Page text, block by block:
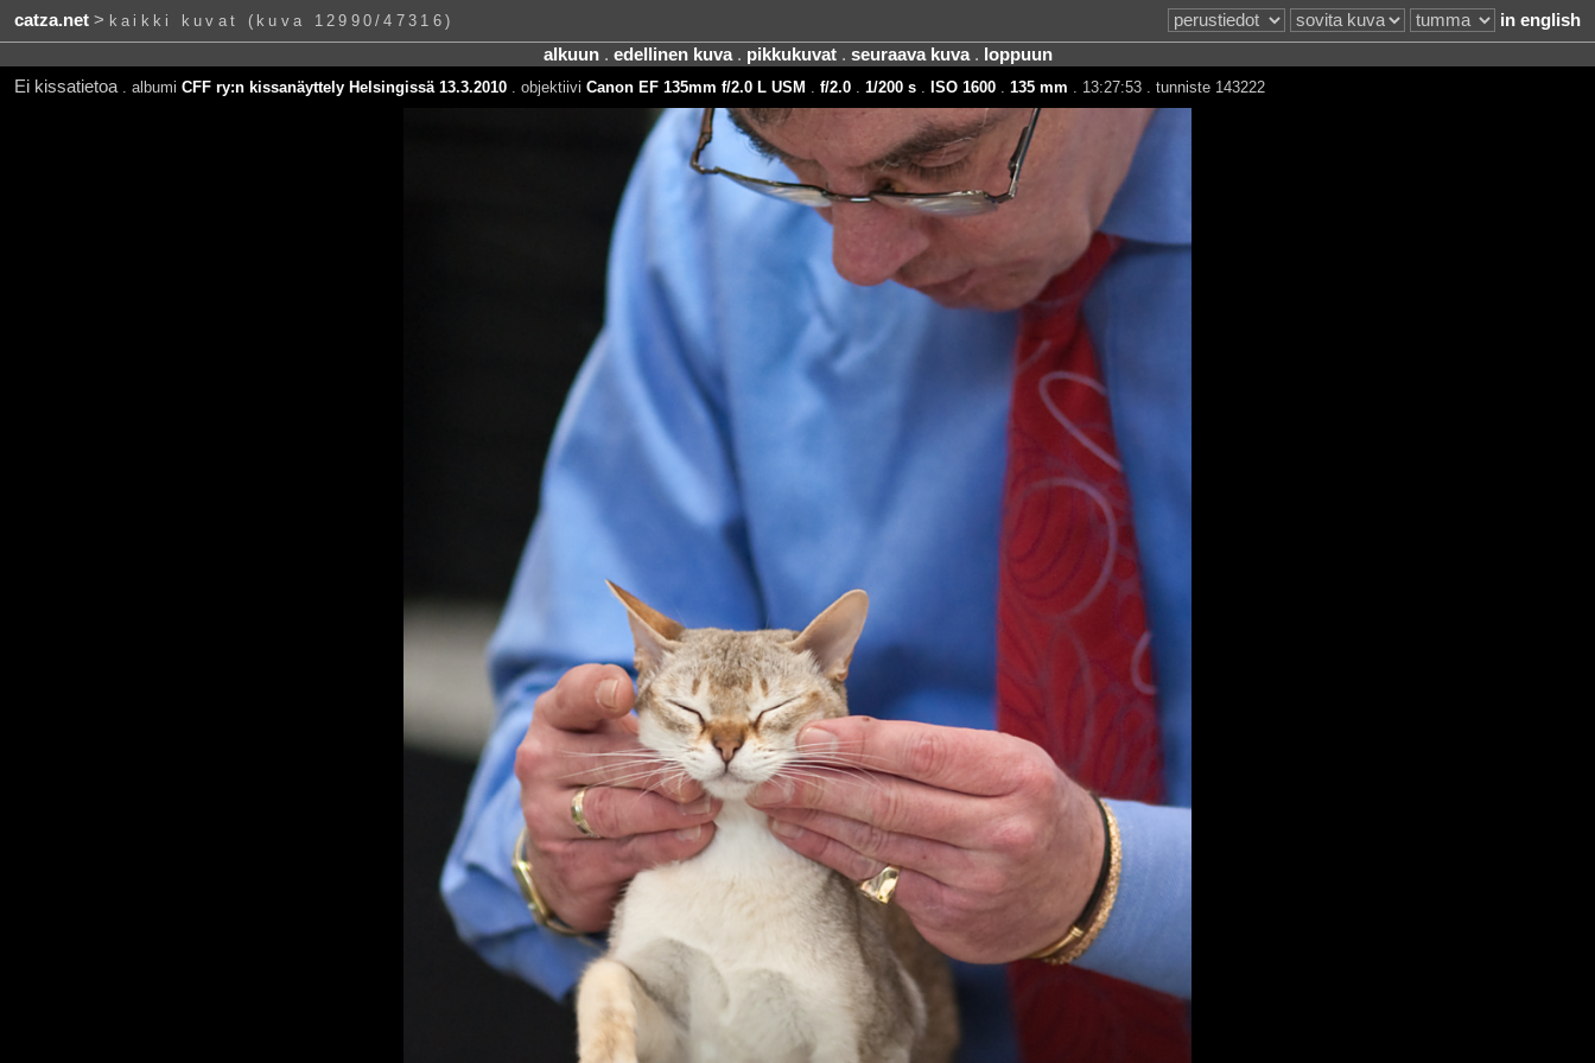
catza.net> kaikki kuvat (kuva 12990/47316)
in english
alkuun. edellinen kuva. pikkukuvat. seuraava kuva. loppuun
Ei kissatietoa
. albumi CFF ry:n kissanäyttely Helsingissä 13.3.2010. objektiivi Canon EF 135mm f/2.0 L USM f/2.0. 1/200 s. ISO 1600. 135 mm . 13:27:53 . tunniste 143222